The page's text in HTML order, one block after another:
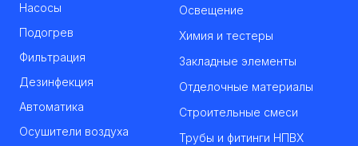
Насосы
Подогрев
Фильтрация
Дезинфекция
Автоматика
Осушители воздуха
Освещение
Химия и тестеры
Закладные элементы
Отделочные материалы
Строительные смеси
Трубы и фитинги НПВХ